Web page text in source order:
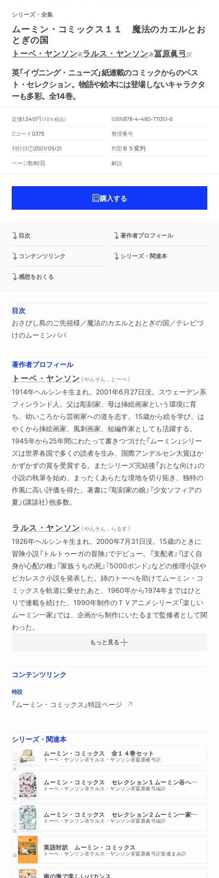
シリーズ・全集
ムーミン・コミックス１１ 魔法のカエルとお
とぎの国
トーベ・ヤンソン著ラルス・ヤンソン著冨原眞弓訳
英「イヴニング・ニューズ」紙連載のコミックからのベス
ト・セレクション。物語や絵本には登場しないキャラクタ
ーも多彩。全14巻。
定価1,540円 （10％税込） ISBN978-4-480-77051-6
Cコード0379
整理番号
刊行日
2001/05/21 判型 Ｂ５変判
ページ数80頁 解説
購入する
目次 著作者プロフィール
コンテンツリンク シリーズ・関連本
感想をおくる
目次
おさびし島のご先祖様／魔法のカエルとおとぎの国／テレビづ
けのムーミンパパ
著作者プロフィール
トーベ・ヤンソン （ やんそん，とーべ ）
1914年ヘルシンキ生まれ。2001年6月27日没。スウェーデン系
フィンランド人。父は彫刻家、母は挿絵画家という環境に育
ち、幼いころから芸術家への道を志す。15歳から絵を学び、は
やくから挿絵画家、風刺画家、短編作家としても活躍する。
1945年から25年間にわたって書きつづけた「ムーミン」シリー
ズは世界各国で多くの読者を生み、国際アンデルセン大賞ほか
かずかずの賞を受賞する。またシリーズ完結後「おとな向け」の
小説の執筆を始め、まったくあらたな境地を切り拓き、独特の
作風に高い評価を得た。著書に『彫刻家の娘』『少女ソフィアの
夏』(講談社）他多数。
ラルス・ヤンソン （ やんそん，らるす ）
1926年ヘルシンキ生まれ。2000年7月31日没。15歳のときに
冒険小説『トルトゥーガの冒険』でデビュー。『支配者』『ぼく自
身が心配の種』『家族うちの死』『5000ポンド』などの推理小説や
ピカレスク小説を発表した。姉のトーべを助けてムーミン・コ
ミックスを軌道に乗せたあと、1960年から1974年まではひと
りで連載を続けた。1990年制作のＴＶアニメシリーズ「楽しい
ムーミン一家」では、企画から制作にいたるまで監修者として関
わった。
もっと見る
コンテンツリンク
特設
「ムーミン・コミックス」特設ページ
シリーズ・関連本
シリーズ・全集 ムーミン・コミックス 全１４巻セット
トーベ・ヤンソン著ラルス・ヤンソン著冨原眞弓訳
ちくま文庫 ムーミン・コミックス セレクション１ムーミン谷へようこそ
トーベ・ヤンソン著ラルス・ヤンソン著冨原眞弓編訳
ちくま文庫 ムーミン・コミックス セレクション２ムーミン一家のふしぎな旅
トーベ・ヤンソン著ラルス・ヤンソン著冨原眞弓編訳
英語対訳 ムーミン・コミックス
トーベ・ヤンソン著ラルス・ヤンソン著冨原眞弓訳安達まみ訳
南の海で楽しいバカンス